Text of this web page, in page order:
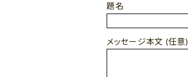
題名
メッセージ本文 (任意)